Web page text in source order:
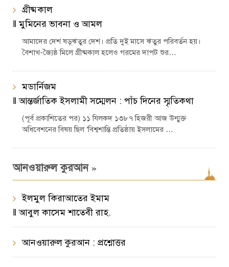
গ্রীষ্মকাল
‖ মুমিনের ভাবনা ও আমল
আমাদের দেশ ষড়্ঋতুর দেশ। প্রতি দুই মাসে ঋতুর পরিবর্তন হয়।
বৈশাখ-জ্যৈষ্ঠ মিলে গ্রীষ্মকাল হলেও গরমের দাপট শুর…
মডার্নিজম
‖ আন্তর্জাতিক ইসলামী সম্মেলন : পাঁচ দিনের স্মৃতিকথা
(পূর্ব প্রকাশিতের পর) ১১ যিলকদ ১৩৮৭ হিজরী আজ উন্মুক্ত
অধিবেশনের বিষয় ছিল ‘বিশ্বশান্তি প্রতিষ্ঠায় ইসলামের …
আনওয়ারুল কুরআন »
ইলমুল কিরাআতের ইমাম
‖ আবুল কাসেম শাতেবী রাহ.
আনওয়ারুল কুরআন : প্রশ্নোত্তর